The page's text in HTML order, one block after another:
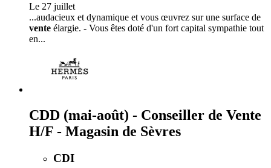
Le 27 juillet
...audacieux et dynamique et vous œuvrez sur une surface de
vente élargie. - Vous êtes doté d'un fort capital sympathie tout
en...
CDD (mai-août) - Conseiller de Vente
H/F - Magasin de Sèvres
CDI